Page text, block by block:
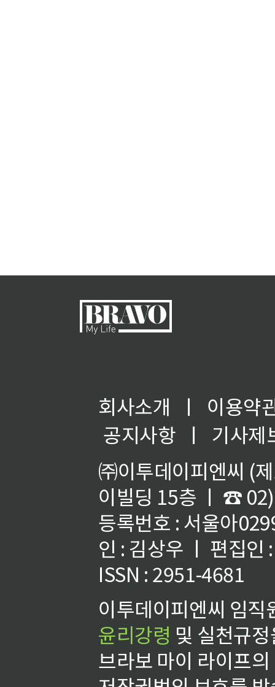
회사소개 ㅣ
이용약
공지사항
ㅣ
기사제
㈜이투데이피엔씨 (
이빌딩 15층 ㅣ ☎
등록번호 : 서울아
인 : 김상우 ㅣ 편집인
ISSN : 2951-4681
이투데이피엔씨 임
윤리강령 및 실천규
브라보 마이 라이프